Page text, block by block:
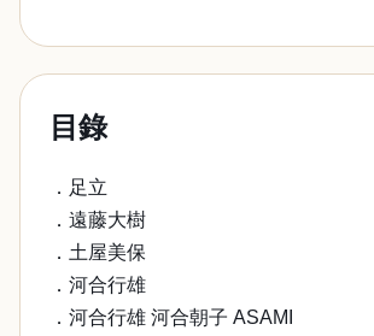
目錄
．足立
．遠藤大樹
．土屋美保
．河合行雄
．河合行雄 河合朝子 ASAMI